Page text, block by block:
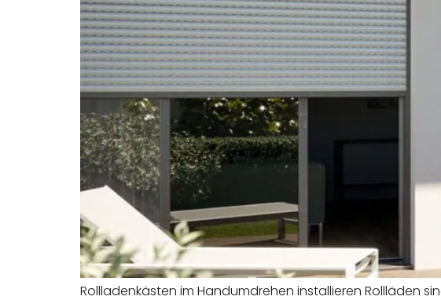
Rollladenkästen im Handumdrehen installieren Rollläden